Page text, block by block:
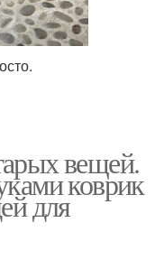
вещей.
коврик
для